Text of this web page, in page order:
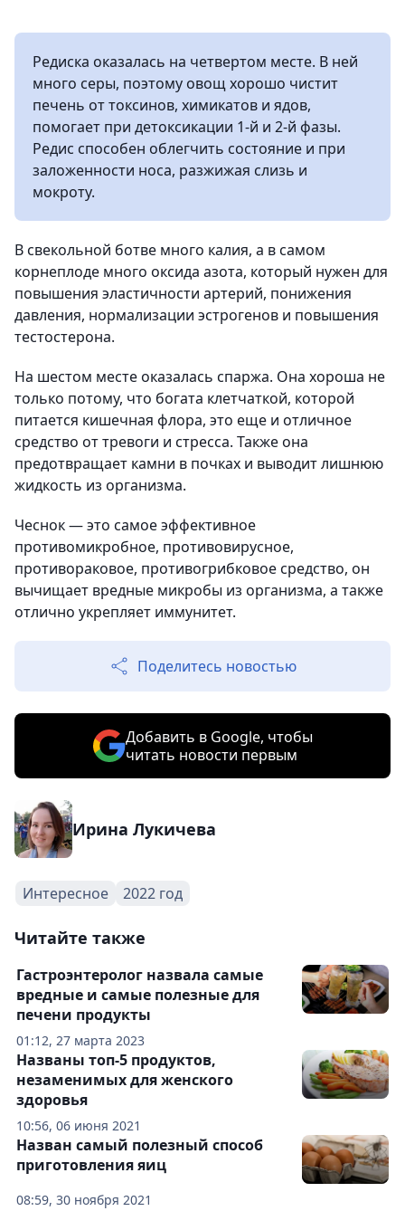
Редиска оказалась на четвертом месте. В ней
много серы, поэтому овощ хорошо чистит
печень от токсинов, химикатов и ядов,
помогает при детоксикации 1-й и 2-й фазы.
Редис способен облегчить состояние и при
заложенности носа, разжижая слизь и
мокроту.
В свекольной ботве много калия, а в самом
корнеплоде много оксида азота, который нужен для
повышения эластичности артерий, понижения
давления, нормализации эстрогенов и повышения
тестостерона.
На шестом месте оказалась спаржа. Она хороша не
только потому, что богата клетчаткой, которой
питается кишечная флора, это еще и отличное
средство от тревоги и стресса. Также она
предотвращает камни в почках и выводит лишнюю
жидкость из организма.
Чеснок — это самое эффективное
противомикробное, противовирусное,
противораковое, противогрибковое средство, он
вычищает вредные микробы из организма, а также
отлично укрепляет иммунитет.
Поделитесь новостью
Добавить в Google, чтобы
читать новости первым
Ирина Лукичева
Интересное 2022 год
Читайте также
01:12, 27 марта 2023
Гастроэнтеролог назвала самые
вредные и самые полезные для
печени продукты
10:56, 06 июня 2021
Названы топ-5 продуктов,
незаменимых для женского
здоровья
08:59, 30 ноября 2021
Назван самый полезный способ
приготовления яиц